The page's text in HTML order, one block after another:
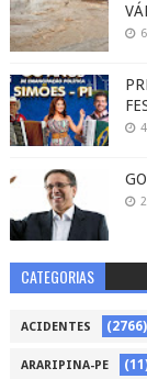
CATEGORIAS
ACIDENTES (2766)
ARARIPINA-PE